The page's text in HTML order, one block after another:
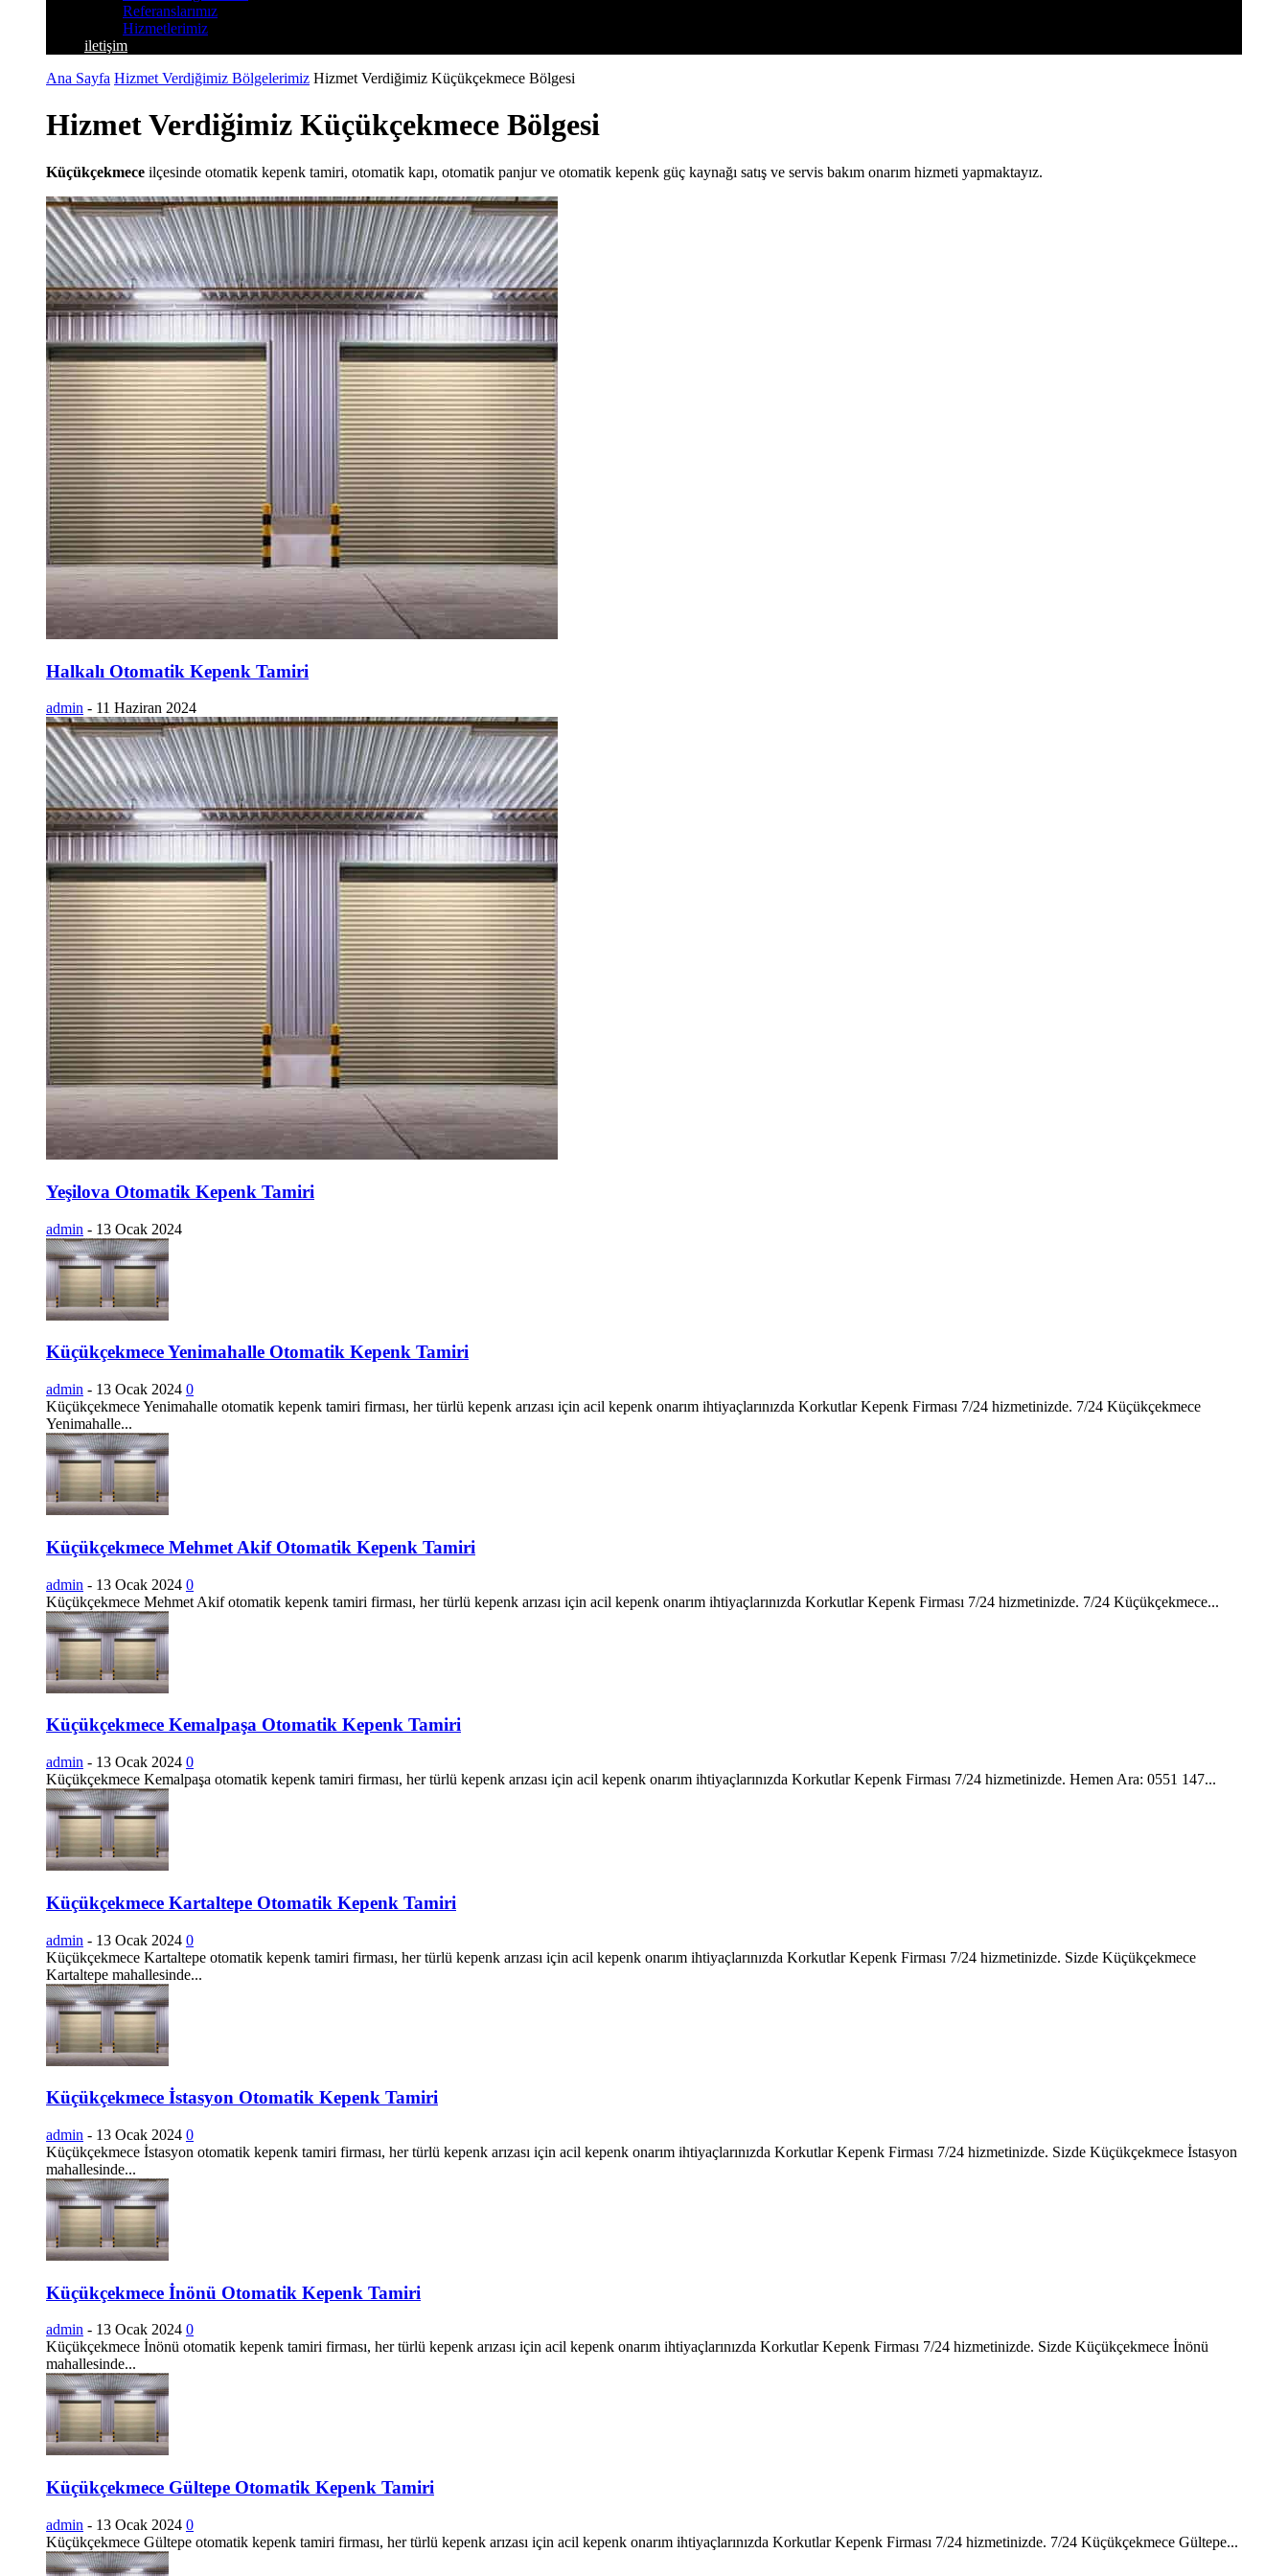
Referanslarımız
Hizmetlerimiz
iletişim
Ana Sayfa Hizmet Verdiğimiz Bölgelerimiz Hizmet Verdiğimiz Küçükçekmece Bölgesi
Hizmet Verdiğimiz Küçükçekmece Bölgesi
Küçükçekmece ilçesinde otomatik kepenk tamiri, otomatik kapı, otomatik panjur ve otomatik kepenk güç kaynağı satış ve servis bakım onarım hizmeti yapmaktayız.
Halkalı Otomatik Kepenk Tamiri
admin - 11 Haziran 2024
Yeşilova Otomatik Kepenk Tamiri
admin - 13 Ocak 2024
Küçükçekmece Yenimahalle Otomatik Kepenk Tamiri
admin - 13 Ocak 2024 0
Küçükçekmece Yenimahalle otomatik kepenk tamiri firması, her türlü kepenk arızası için acil kepenk onarım ihtiyaçlarınızda Korkutlar Kepenk Firması 7/24 hizmetinizde. 7/24 Küçükçekmece
Yenimahalle...
Küçükçekmece Mehmet Akif Otomatik Kepenk Tamiri
admin - 13 Ocak 2024 0
Küçükçekmece Mehmet Akif otomatik kepenk tamiri firması, her türlü kepenk arızası için acil kepenk onarım ihtiyaçlarınızda Korkutlar Kepenk Firması 7/24 hizmetinizde. 7/24 Küçükçekmece...
Küçükçekmece Kemalpaşa Otomatik Kepenk Tamiri
admin - 13 Ocak 2024 0
Küçükçekmece Kemalpaşa otomatik kepenk tamiri firması, her türlü kepenk arızası için acil kepenk onarım ihtiyaçlarınızda Korkutlar Kepenk Firması 7/24 hizmetinizde. Hemen Ara: 0551 147...
Küçükçekmece Kartaltepe Otomatik Kepenk Tamiri
admin - 13 Ocak 2024 0
Küçükçekmece Kartaltepe otomatik kepenk tamiri firması, her türlü kepenk arızası için acil kepenk onarım ihtiyaçlarınızda Korkutlar Kepenk Firması 7/24 hizmetinizde. Sizde Küçükçekmece
Kartaltepe mahallesinde...
Küçükçekmece İstasyon Otomatik Kepenk Tamiri
admin - 13 Ocak 2024 0
Küçükçekmece İstasyon otomatik kepenk tamiri firması, her türlü kepenk arızası için acil kepenk onarım ihtiyaçlarınızda Korkutlar Kepenk Firması 7/24 hizmetinizde. Sizde Küçükçekmece İstasyon
mahallesinde...
Küçükçekmece İnönü Otomatik Kepenk Tamiri
admin - 13 Ocak 2024 0
Küçükçekmece İnönü otomatik kepenk tamiri firması, her türlü kepenk arızası için acil kepenk onarım ihtiyaçlarınızda Korkutlar Kepenk Firması 7/24 hizmetinizde. Sizde Küçükçekmece İnönü
mahallesinde...
Küçükçekmece Gültepe Otomatik Kepenk Tamiri
admin - 13 Ocak 2024 0
Küçükçekmece Gültepe otomatik kepenk tamiri firması, her türlü kepenk arızası için acil kepenk onarım ihtiyaçlarınızda Korkutlar Kepenk Firması 7/24 hizmetinizde. 7/24 Küçükçekmece Gültepe...